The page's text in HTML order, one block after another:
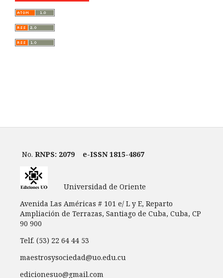
No. RNPS: 2079 e-ISSN 1815-4867
Universidad de Oriente
Avenida Las Américas # 101 e/ L y E, Reparto
Ampliación de Terrazas, Santiago de Cuba, Cuba, CP
90 900
Telf. (53) 22 64 44 53
maestrosysociedad@uo.edu.cu
edicionesuo@gmail.com